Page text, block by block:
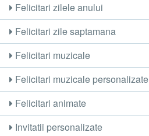
Felicitari zilele anului
Felicitari zile saptamana
Felicitari muzicale
Felicitari muzicale personalizate
Felicitari animate
Invitatii personalizate